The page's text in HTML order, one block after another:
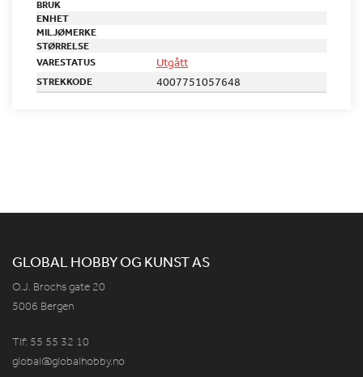
BRUK
ENHET
MILJØMERKE
STØRRELSE
VARESTATUS
Utgått
STREKKODE 4007751057648
GLOBAL HOBBY OG KUNST AS
O.J. Brochs gate 20
5006 Bergen
Tlf: 55 55 32 10
global@globalhobby.no